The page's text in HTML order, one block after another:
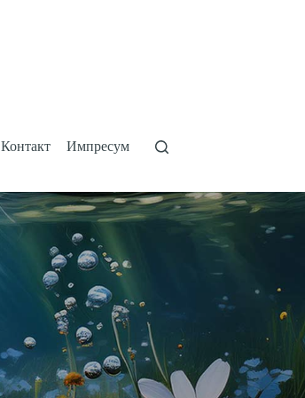
Контакт Импресум